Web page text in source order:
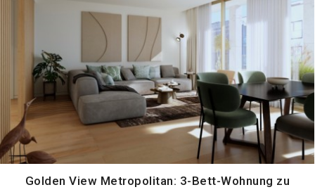
Golden View Metropolitan: 3-Bett-Wohnung zu